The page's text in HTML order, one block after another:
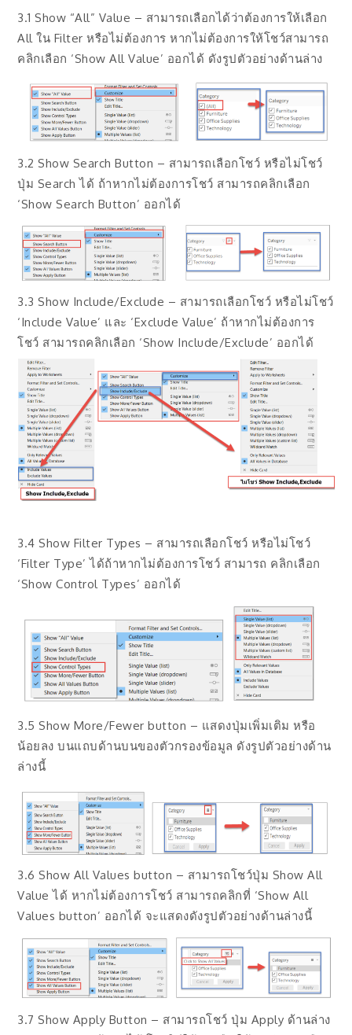
3.1 Show “All” Value – สามารถเลือกได้ว่าต้องการให้เลือก
All ใน Filter หรือไม่ต้องการ หากไม่ต้องการให้โชว์สามารถ
คลิกเลือก ‘Show All Value’ ออกได้ ดังรูปตัวอย่างด้านล่าง
3.2 Show Search Button – สามารถเลือกโชว์ หรือไม่โชว์
ปุ่ม Search ได้ ถ้าหากไม่ต้องการโชว์ สามารถคลิกเลือก
‘Show Search Button’ ออกได้
3.3 Show Include/Exclude – สามารถเลือกโชว์ หรือไม่โชว์
‘Include Value’ และ ‘Exclude Value’ ถ้าหากไม่ต้องการ
โชว์ สามารถคลิกเลือก ‘Show Include/Exclude’ ออกได้
3.4 Show Filter Types – สามารถเลือกโชว์ หรือไม่โชว์
‘Filter Type’ ได้ถ้าหากไม่ต้องการโชว์ สามารถ คลิกเลือก
‘Show Control Types’ ออกได้
3.5 Show More/Fewer button – แสดงปุ่มเพิ่มเติม หรือ
น้อยลง บนแถบด้านบนของตัวกรองข้อมูล ดังรูปตัวอย่างด้าน
ล่างนี้
3.6 Show All Values button – สามารถโชว์ปุ่ม Show All
Value ได้ หากไม่ต้องการโชว์ สามารถคลิกที่ ‘Show All
Values button’ ออกได้ จะแสดงดังรูปตัวอย่างด้านล่างนี้
3.7 Show Apply Button – สามารถโชว์ ปุ่ม Apply ด้านล่าง